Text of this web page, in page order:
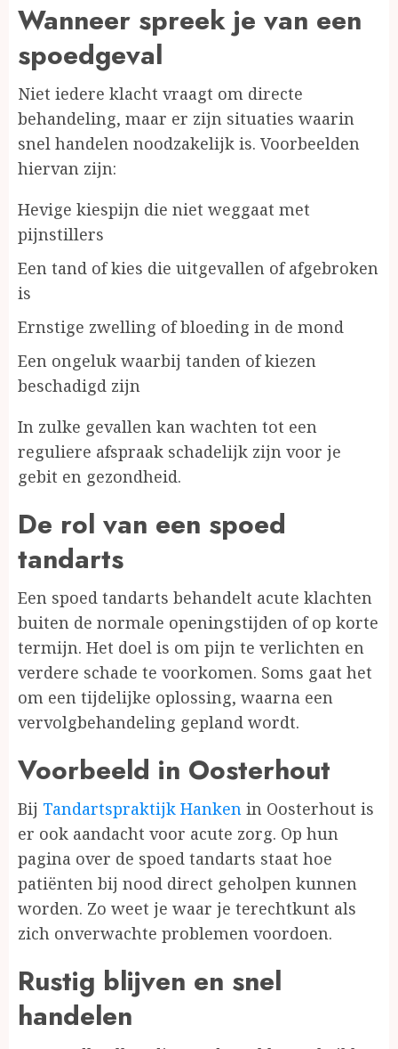
Wanneer spreek je van een
spoedgeval
Niet iedere klacht vraagt om directe
behandeling, maar er zijn situaties waarin
snel handelen noodzakelijk is. Voorbeelden
hiervan zijn:
Hevige kiespijn die niet weggaat met
pijnstillers
Een tand of kies die uitgevallen of afgebroken
is
Ernstige zwelling of bloeding in de mond
Een ongeluk waarbij tanden of kiezen
beschadigd zijn
In zulke gevallen kan wachten tot een
reguliere afspraak schadelijk zijn voor je
gebit en gezondheid.
De rol van een spoed
tandarts
Een spoed tandarts behandelt acute klachten
buiten de normale openingstijden of op korte
termijn. Het doel is om pijn te verlichten en
verdere schade te voorkomen. Soms gaat het
om een tijdelijke oplossing, waarna een
vervolgbehandeling gepland wordt.
Voorbeeld in Oosterhout
Bij Tandartspraktijk Hanken in Oosterhout is
er ook aandacht voor acute zorg. Op hun
pagina over de spoed tandarts staat hoe
patiënten bij nood direct geholpen kunnen
worden. Zo weet je waar je terechtkunt als
zich onverwachte problemen voordoen.
Rustig blijven en snel
handelen